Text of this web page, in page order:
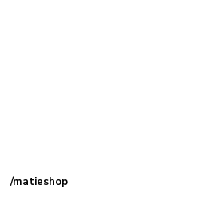
/matieshop